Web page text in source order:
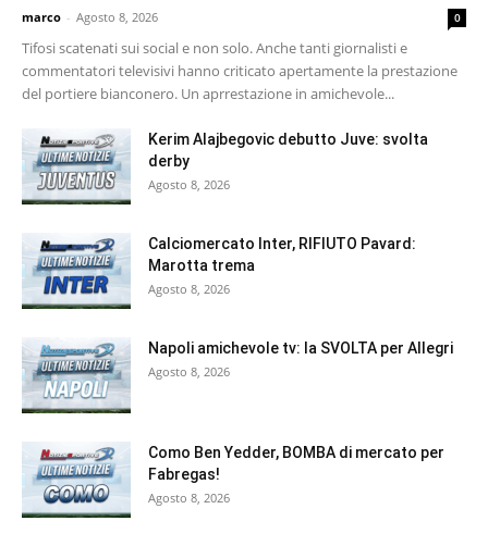
marco - Agosto 8, 2026 0
Tifosi scatenati sui social e non solo. Anche tanti giornalisti e
commentatori televisivi hanno criticato apertamente la prestazione
del portiere bianconero. Un aprrestazione in amichevole...
Kerim Alajbegovic debutto Juve: svolta
derby
Agosto 8, 2026
Calciomercato Inter, RIFIUTO Pavard:
Marotta trema
Agosto 8, 2026
Napoli amichevole tv: la SVOLTA per Allegri
Agosto 8, 2026
Como Ben Yedder, BOMBA di mercato per
Fabregas!
Agosto 8, 2026